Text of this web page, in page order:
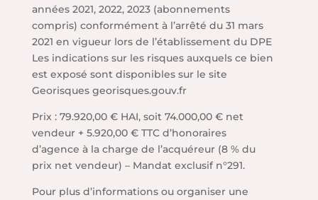
années 2021, 2022, 2023 (abonnements
compris) conformément à l’arrêté du 31 mars
2021 en vigueur lors de l’établissement du DPE
Les indications sur les risques auxquels ce bien
est exposé sont disponibles sur le site
Georisques georisques.gouv.fr
Prix : 79.920,00 € HAI, soit 74.000,00 € net
vendeur + 5.920,00 € TTC d’honoraires
d’agence à la charge de l’acquéreur (8 % du
prix net vendeur) – Mandat exclusif n°291.
Pour plus d’informations ou organiser une